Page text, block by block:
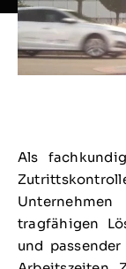
Als
tragfähigen
und